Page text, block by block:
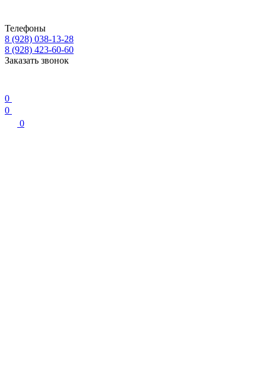
Телефоны
8 (928) 038-13-28
8 (928) 423-60-60
Заказать звонок
0
0
0